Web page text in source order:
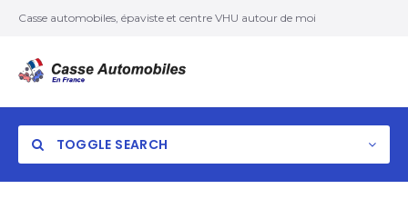
Casse automobiles, épaviste et centre VHU autour de moi
TOGGLE SEARCH